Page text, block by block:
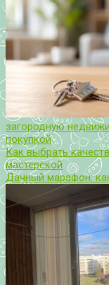
загородную
покупкой
Как выбрать
мастерской
Дачный марафон: